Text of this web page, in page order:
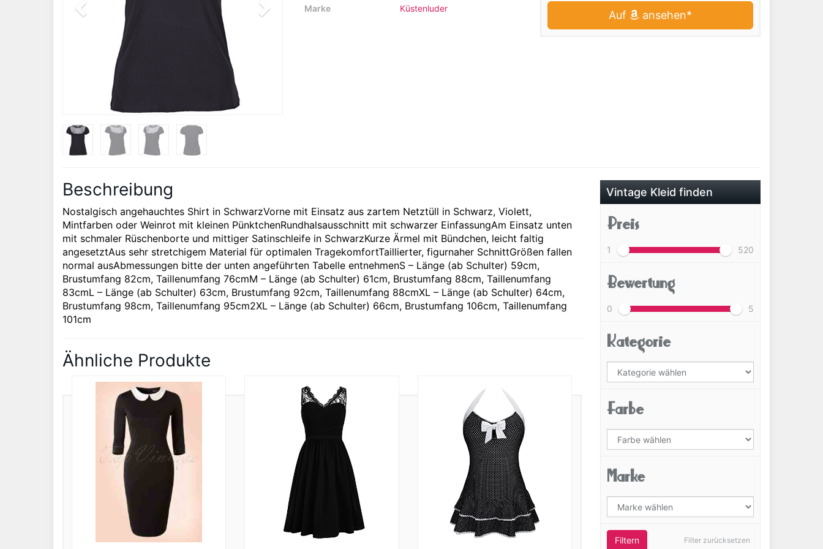
Auf ansehen*
Marke
Küstenluder
Beschreibung
Nostalgisch angehauchtes Shirt in SchwarzVorne mit Einsatz aus zartem Netztüll in Schwarz, Violett,
Mintfarben oder Weinrot mit kleinen PünktchenRundhalsausschnitt mit schwarzer EinfassungAm Einsatz unten
mit schmaler Rüschenborte und mittiger Satinschleife in SchwarzKurze Ärmel mit Bündchen, leicht faltig
angesetztAus sehr stretchigem Material für optimalen TragekomfortTaillierter, figurnaher SchnittGrößen fallen
normal ausAbmessungen bitte der unten angeführten Tabelle entnehmenS – Länge (ab Schulter) 59cm,
Brustumfang 82cm, Taillenumfang 76cmM – Länge (ab Schulter) 61cm, Brustumfang 88cm, Taillenumfang
83cmL – Länge (ab Schulter) 63cm, Brustumfang 92cm, Taillenumfang 88cmXL – Länge (ab Schulter) 64cm,
Brustumfang 98cm, Taillenumfang 95cm2XL – Länge (ab Schulter) 66cm, Brustumfang 106cm, Taillenumfang
101cm
Ähnliche Produkte
Vintage Kleid finden
Preis
1 520
Bewertung
0 5
Kategorie
Farbe
Marke
Filter zurücksetzen
Filtern